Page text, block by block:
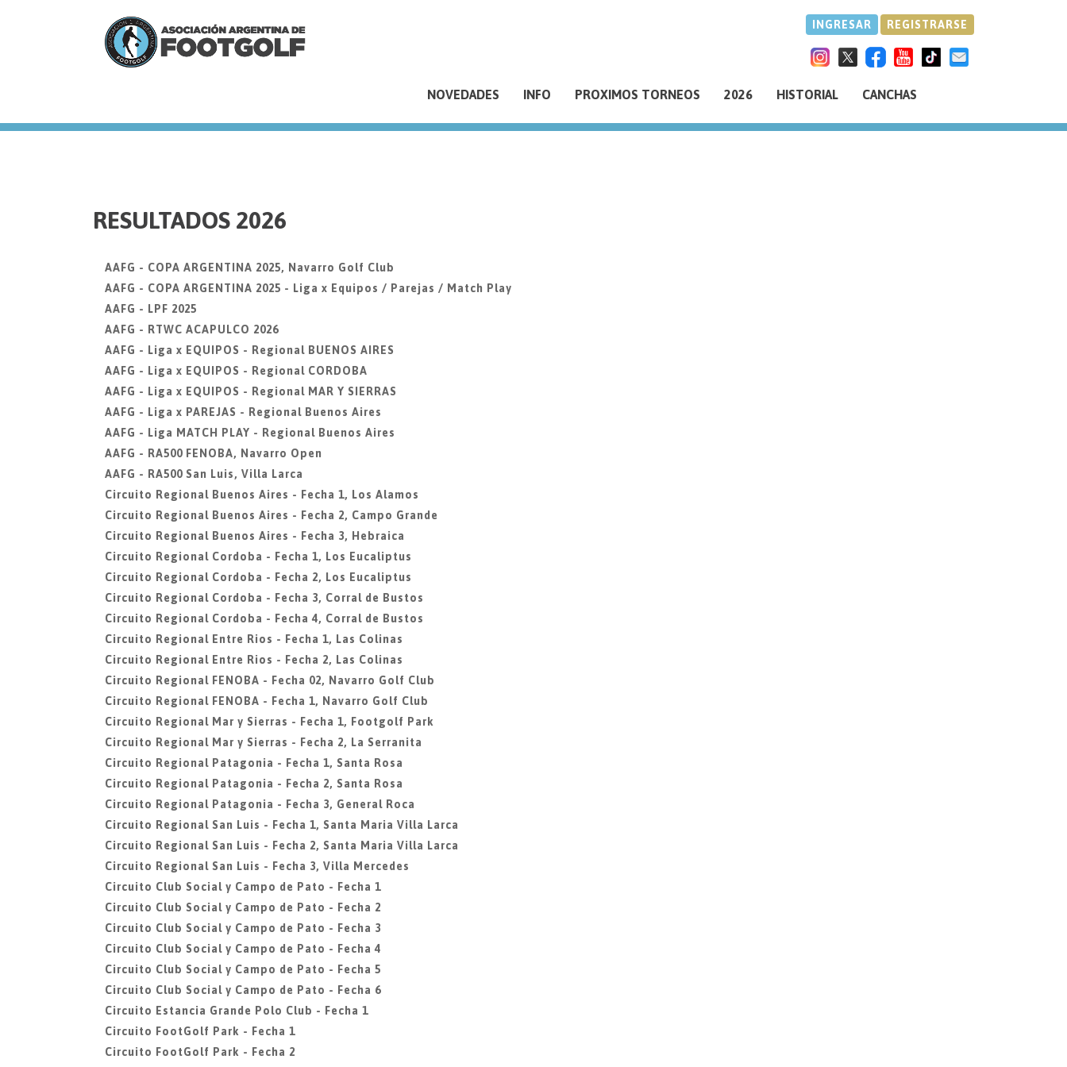
we
INGRESAR REGISTRARSE
NOVEDADES INFO PROXIMOS TORNEOS 2026 HISTORIAL CANCHAS
RESULTADOS 2026
AAFG - COPA ARGENTINA 2025, Navarro Golf Club
AAFG - COPA ARGENTINA 2025 - Liga x Equipos / Parejas / Match Play
AAFG - LPF 2025
AAFG - RTWC ACAPULCO 2026
AAFG - Liga x EQUIPOS - Regional BUENOS AIRES
AAFG - Liga x EQUIPOS - Regional CORDOBA
AAFG - Liga x EQUIPOS - Regional MAR Y SIERRAS
AAFG - Liga x PAREJAS - Regional Buenos Aires
AAFG - Liga MATCH PLAY - Regional Buenos Aires
AAFG - RA500 FENOBA, Navarro Open
AAFG - RA500 San Luis, Villa Larca
Circuito Regional Buenos Aires - Fecha 1, Los Alamos
Circuito Regional Buenos Aires - Fecha 2, Campo Grande
Circuito Regional Buenos Aires - Fecha 3, Hebraica
Circuito Regional Cordoba - Fecha 1, Los Eucaliptus
Circuito Regional Cordoba - Fecha 2, Los Eucaliptus
Circuito Regional Cordoba - Fecha 3, Corral de Bustos
Circuito Regional Cordoba - Fecha 4, Corral de Bustos
Circuito Regional Entre Rios - Fecha 1, Las Colinas
Circuito Regional Entre Rios - Fecha 2, Las Colinas
Circuito Regional FENOBA - Fecha 02, Navarro Golf Club
Circuito Regional FENOBA - Fecha 1, Navarro Golf Club
Circuito Regional Mar y Sierras - Fecha 1, Footgolf Park
Circuito Regional Mar y Sierras - Fecha 2, La Serranita
Circuito Regional Patagonia - Fecha 1, Santa Rosa
Circuito Regional Patagonia - Fecha 2, Santa Rosa
Circuito Regional Patagonia - Fecha 3, General Roca
Circuito Regional San Luis - Fecha 1, Santa Maria Villa Larca
Circuito Regional San Luis - Fecha 2, Santa Maria Villa Larca
Circuito Regional San Luis - Fecha 3, Villa Mercedes
Circuito Club Social y Campo de Pato - Fecha 1
Circuito Club Social y Campo de Pato - Fecha 2
Circuito Club Social y Campo de Pato - Fecha 3
Circuito Club Social y Campo de Pato - Fecha 4
Circuito Club Social y Campo de Pato - Fecha 5
Circuito Club Social y Campo de Pato - Fecha 6
Circuito Estancia Grande Polo Club - Fecha 1
Circuito FootGolf Park - Fecha 1
Circuito FootGolf Park - Fecha 2